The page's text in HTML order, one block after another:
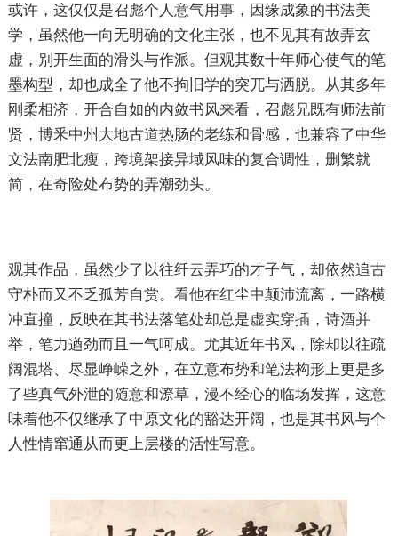
或许，这仅仅是召彪个人意气用事，因缘成象的书法美
学，虽然他一向无明确的文化主张，也不见其有故弄玄
虚，别开生面的滑头与作派。但观其数十年师心使气的笔
墨构型，却也成全了他不拘旧学的突兀与洒脱。从其多年
刚柔相济，开合自如的内敛书风来看，召彪兄既有师法前
贤，博釆中州大地古道热肠的老练和骨感，也兼容了中华
文法南肥北瘦，跨境架接异域风味的复合调性，删繁就
简，在奇险处布势的弄潮劲头。
观其作品，虽然少了以往纤云弄巧的才子气，却依然追古
守朴而又不乏孤芳自赏。看他在红尘中颠沛流离，一路横
冲直撞，反映在其书法落笔处却总是虚实穿插，诗酒并
举，笔力遒劲而且一气呵成。尤其近年书风，除却以往疏
阔混塔、尽显峥嵘之外，在立意布势和笔法构形上更是多
了些真气外泄的随意和潦草，漫不经心的临场发挥，这意
味着他不仅继承了中原文化的豁达开阔，也是其书风与个
人性情窜通从而更上层楼的活性写意。